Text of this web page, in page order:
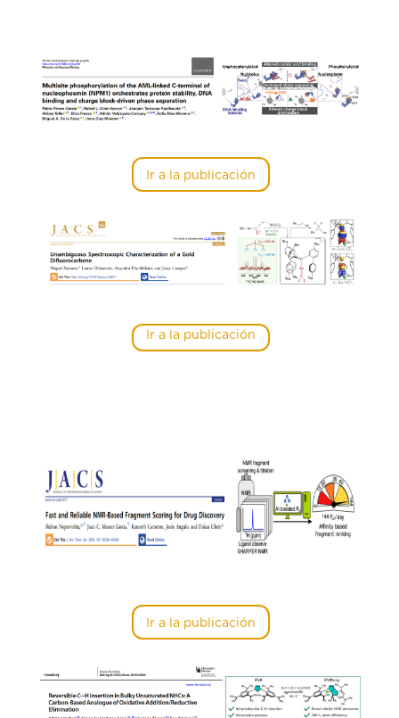
Ir a la publicación
Ir a la publicación
Ir a la publicación